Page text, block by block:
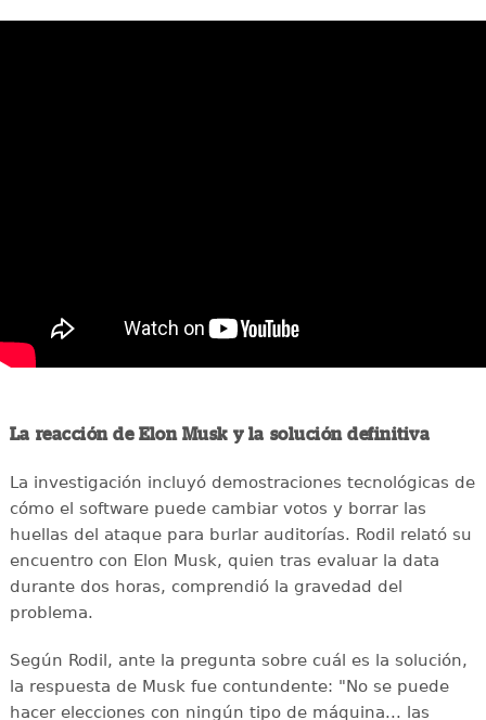
La reacción de Elon Musk y la solución definitiva
La investigación incluyó demostraciones tecnológicas de
cómo el software puede cambiar votos y borrar las
huellas del ataque para burlar auditorías. Rodil relató su
encuentro con Elon Musk, quien tras evaluar la data
durante dos horas, comprendió la gravedad del
problema.
Según Rodil, ante la pregunta sobre cuál es la solución,
la respuesta de Musk fue contundente: "No se puede
hacer elecciones con ningún tipo de máquina... las